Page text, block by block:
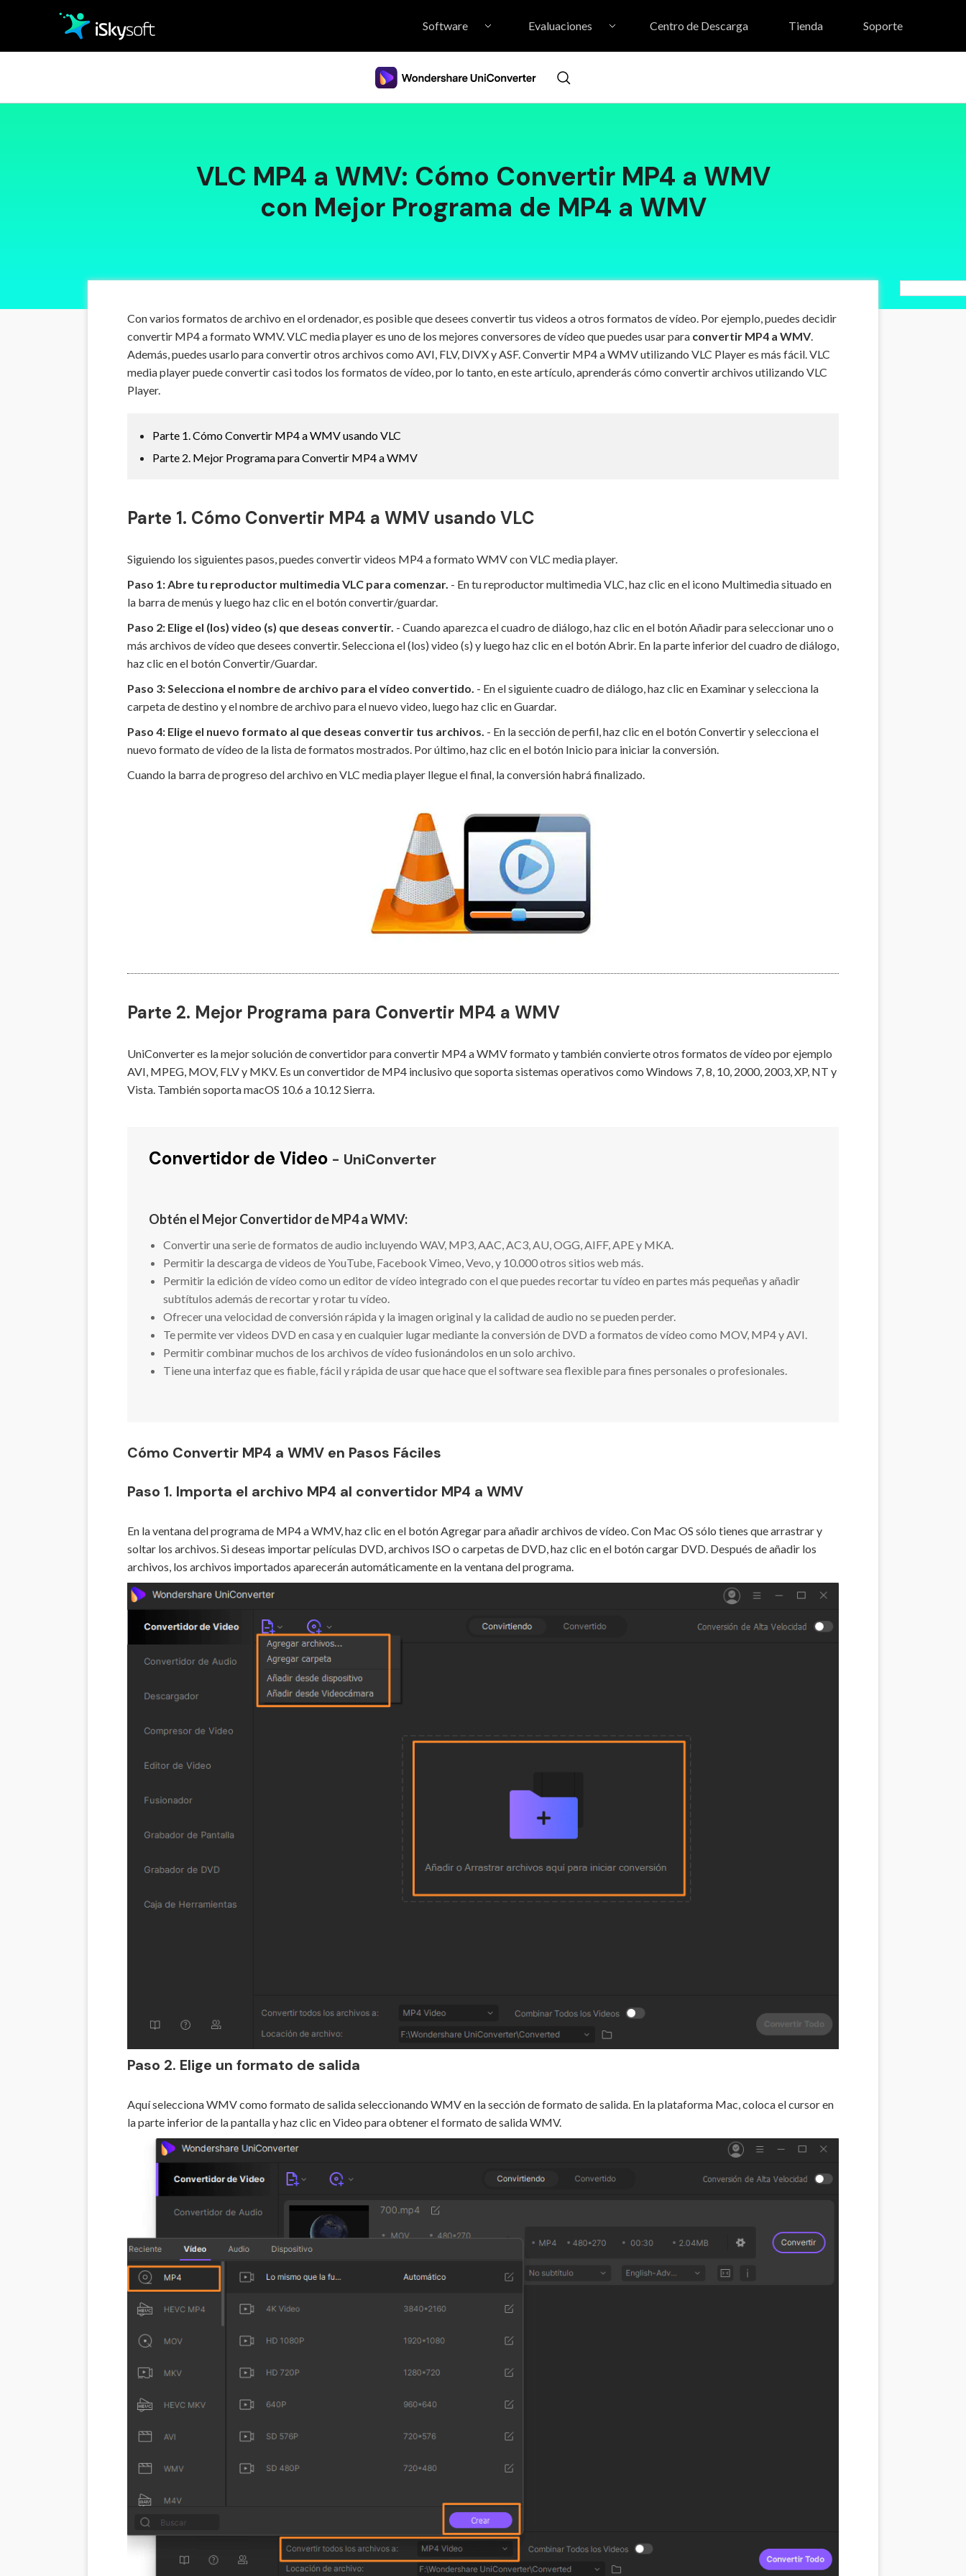
Software
Utilidad
Filmora Video Editor FilmoraPro Video Editor
Evaluaciones
Wondershare
Centro de Descarga Tienda Soporte
VLC MP4 a WMV: Cómo Convertir MP4 a WMV
con Mejor Programa de MP4 a WMV
Con varios formatos de archivo en el ordenador, es posible que desees convertir tus videos a otros formatos de vídeo. Por ejemplo, puedes decidir
convertir MP4 a formato WMV. VLC media player es uno de los mejores conversores de vídeo que puedes usar para convertir MP4 a WMV.
Además, puedes usarlo para convertir otros archivos como AVI, FLV, DIVX y ASF. Convertir MP4 a WMV utilizando VLC Player es más fácil. VLC
media player puede convertir casi todos los formatos de vídeo, por lo tanto, en este artículo, aprenderás cómo convertir archivos utilizando VLC
Player.
Parte 1. Cómo Convertir MP4 a WMV usando VLC
Parte 2. Mejor Programa para Convertir MP4 a WMV
Parte 1. Cómo Convertir MP4 a WMV usando VLC
Siguiendo los siguientes pasos, puedes convertir videos MP4 a formato WMV con VLC media player.
Paso 1: Abre tu reproductor multimedia VLC para comenzar. - En tu reproductor multimedia VLC, haz clic en el icono Multimedia situado en
la barra de menús y luego haz clic en el botón convertir/guardar.
Paso 2: Elige el (los) video (s) que deseas convertir. - Cuando aparezca el cuadro de diálogo, haz clic en el botón Añadir para seleccionar uno o
más archivos de vídeo que desees convertir. Selecciona el (los) video (s) y luego haz clic en el botón Abrir. En la parte inferior del cuadro de diálogo,
haz clic en el botón Convertir/Guardar.
Paso 3: Selecciona el nombre de archivo para el vídeo convertido. - En el siguiente cuadro de diálogo, haz clic en Examinar y selecciona la
carpeta de destino y el nombre de archivo para el nuevo video, luego haz clic en Guardar.
Paso 4: Elige el nuevo formato al que deseas convertir tus archivos. - En la sección de perfil, haz clic en el botón Convertir y selecciona el
nuevo formato de vídeo de la lista de formatos mostrados. Por último, haz clic en el botón Inicio para iniciar la conversión.
Cuando la barra de progreso del archivo en VLC media player llegue el final, la conversión habrá finalizado.
Parte 2. Mejor Programa para Convertir MP4 a WMV
UniConverter es la mejor solución de convertidor para convertir MP4 a WMV formato y también convierte otros formatos de vídeo por ejemplo
AVI, MPEG, MOV, FLV y MKV. Es un convertidor de MP4 inclusivo que soporta sistemas operativos como Windows 7, 8, 10, 2000, 2003, XP, NT y
Vista. También soporta macOS 10.6 a 10.12 Sierra.
Convertidor de Video - UniConverter
Obtén el Mejor Convertidor de MP4 a WMV:
Convertir una serie de formatos de audio incluyendo WAV, MP3, AAC, AC3, AU, OGG, AIFF, APE y MKA.
Permitir la descarga de videos de YouTube, Facebook Vimeo, Vevo, y 10.000 otros sitios web más.
Permitir la edición de vídeo como un editor de vídeo integrado con el que puedes recortar tu vídeo en partes más pequeñas y añadir
subtítulos además de recortar y rotar tu vídeo.
Ofrecer una velocidad de conversión rápida y la imagen original y la calidad de audio no se pueden perder.
Te permite ver videos DVD en casa y en cualquier lugar mediante la conversión de DVD a formatos de vídeo como MOV, MP4 y AVI.
Permitir combinar muchos de los archivos de vídeo fusionándolos en un solo archivo.
Tiene una interfaz que es fiable, fácil y rápida de usar que hace que el software sea flexible para fines personales o profesionales.
Cómo Convertir MP4 a WMV en Pasos Fáciles
Paso 1. Importa el archivo MP4 al convertidor MP4 a WMV
En la ventana del programa de MP4 a WMV, haz clic en el botón Agregar para añadir archivos de vídeo. Con Mac OS sólo tienes que arrastrar y
soltar los archivos. Si deseas importar películas DVD, archivos ISO o carpetas de DVD, haz clic en el botón cargar DVD. Después de añadir los
archivos, los archivos importados aparecerán automáticamente en la ventana del programa.
Paso 2. Elige un formato de salida
Aquí selecciona WMV como formato de salida seleccionando WMV en la sección de formato de salida. En la plataforma Mac, coloca el cursor en
la parte inferior de la pantalla y haz clic en Video para obtener el formato de salida WMV.